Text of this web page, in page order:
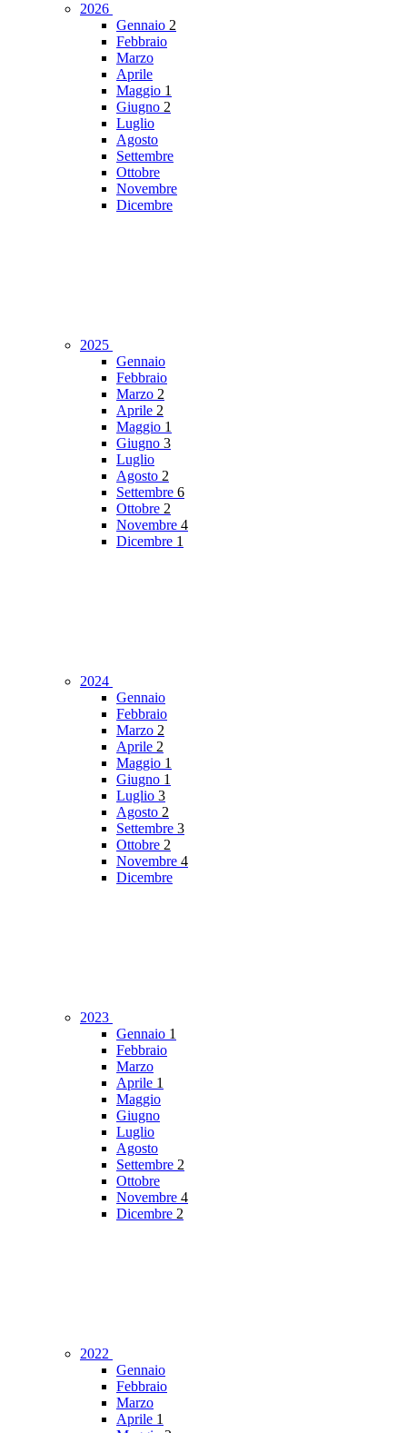
2026
Gennaio 2
Febbraio
Marzo
Aprile
Maggio 1
Giugno 2
Luglio
Agosto
Settembre
Ottobre
Novembre
Dicembre
2025
Gennaio
Febbraio
Marzo 2
Aprile 2
Maggio 1
Giugno 3
Luglio
Agosto 2
Settembre 6
Ottobre 2
Novembre 4
Dicembre 1
2024
Gennaio
Febbraio
Marzo 2
Aprile 2
Maggio 1
Giugno 1
Luglio 3
Agosto 2
Settembre 3
Ottobre 2
Novembre 4
Dicembre
2023
Gennaio 1
Febbraio
Marzo
Aprile 1
Maggio
Giugno
Luglio
Agosto
Settembre 2
Ottobre
Novembre 4
Dicembre 2
2022
Gennaio
Febbraio
Marzo
Aprile 1